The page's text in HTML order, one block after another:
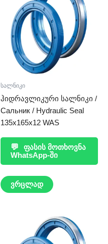
სალნიკი
ჰიდრავლიკური სალნიკი /
Сальник / Hydraulic Seal
135x165x12 WAS
💬
ფასის მოთხოვნა
WhatsApp-ში
ვრცლად